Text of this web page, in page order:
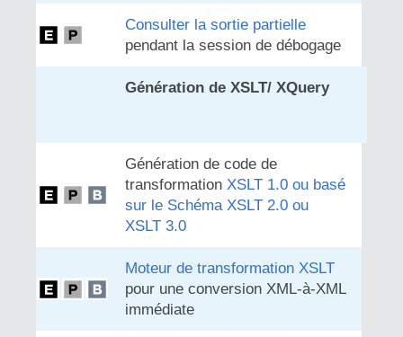
Consulter la sortie partielle
pendant la session de débogage
Génération de XSLT/ XQuery
Génération de code de
transformation XSLT 1.0 ou basé
sur le Schéma XSLT 2.0 ou
XSLT 3.0
Moteur de transformation XSLT
pour une conversion XML-à-XML
immédiate